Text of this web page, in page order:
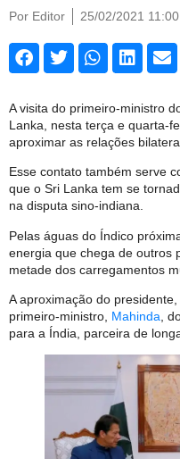
Por Editor 25/02/2021 11:00
A visita do primeiro-ministro
Lanka, nesta terça e quarta-
aproximar as relações
Esse contato também serve
que o Sri Lanka tem se
na disputa sino-indiana.
Pelas águas do Índico
energia que chega de outros
metade dos carregamentos
A aproximação do presidente,
primeiro-ministro, Mahinda ,
para a Índia, parceira de